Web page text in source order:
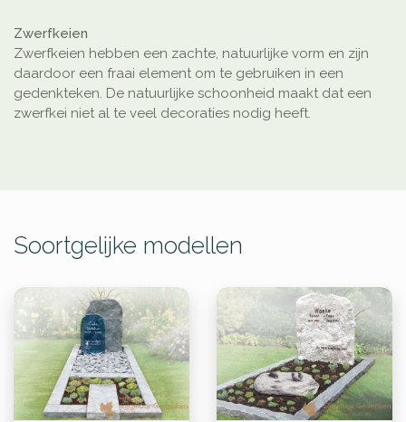
Zwerfkeien
Zwerfkeien hebben een zachte, natuurlijke vorm en zijn
daardoor een fraai element om te gebruiken in een
gedenkteken. De natuurlijke schoonheid maakt dat een
zwerfkei niet al te veel decoraties nodig heeft.
Soortgelijke modellen